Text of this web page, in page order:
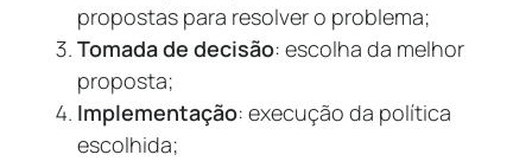
propostas para resolver o problema;
Tomada de decisão: escolha da melhor
proposta;
Implementação: execução da política
escolhida;